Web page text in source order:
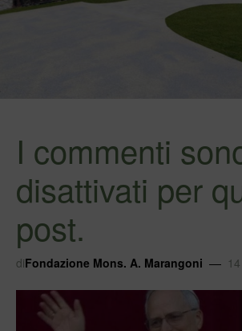
I commenti
disattivati per
post.
diFondazione Mons. A. Marangoni